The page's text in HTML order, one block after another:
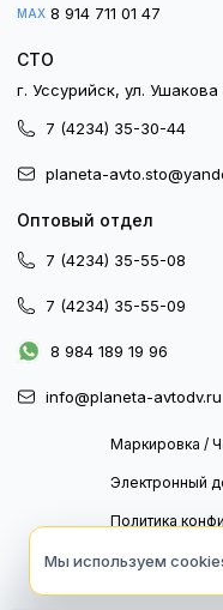
MAX 8 914 711 01 47
СТО
г. Уссурийск, ул. Ушакова
7 (4234) 35-30-44
planeta-
Оптовый отдел
7 (4234) 35-55-08
7 (4234) 35-55-09
8 984 189 19 96
info@planeta-avtodv.ru
Маркировка /
Электронный
Политика
Политика
Мы используем